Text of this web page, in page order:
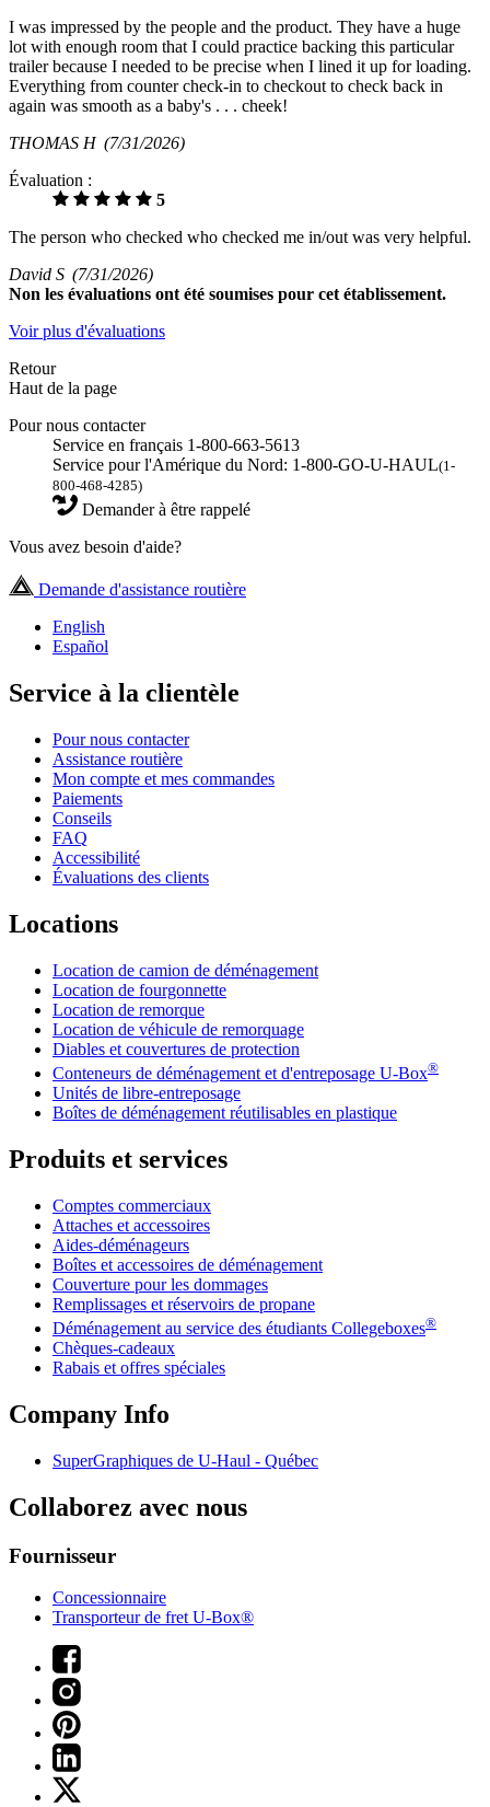
I was impressed by the people and the product. They have a huge
lot with enough room that I could practice backing this particular
trailer because I needed to be precise when I lined it up for loading.
Everything from counter check-in to checkout to check back in
again was smooth as a baby's . . . cheek!
THOMAS H (7/31/2026)
Évaluation :
5
The person who checked who checked me in/out was very helpful.
David S (7/31/2026)
Non les évaluations ont été soumises pour cet établissement.
Voir plus d'évaluations
Retour
Haut de la page
Pour nous contacter
Service en français 1-800-663-5613
Service pour l'Amérique du Nord: 1-800-GO-U-HAUL(1-
800-468-4285)
Demander à être rappelé
Vous avez besoin d'aide?
Demande d'assistance routière
English
Español
Service à la clientèle
Pour nous contacter
Assistance routière
Mon compte et mes commandes
Paiements
Conseils
FAQ
Accessibilité
Évaluations des clients
Locations
Location de camion de déménagement
Location de fourgonnette
Location de remorque
Location de véhicule de remorquage
Diables et couvertures de protection
Conteneurs de déménagement et d'entreposage U-Box®
Unités de libre-entreposage
Boîtes de déménagement réutilisables en plastique
Produits et services
Comptes commerciaux
Attaches et accessoires
Aides-déménageurs
Boîtes et accessoires de déménagement
Couverture pour les dommages
Remplissages et réservoirs de propane
Déménagement au service des étudiants Collegeboxes®
Chèques-cadeaux
Rabais et offres spéciales
Company Info
SuperGraphiques de U-Haul - Québec
Collaborez avec nous
Fournisseur
Concessionnaire
Transporteur de fret U-Box®